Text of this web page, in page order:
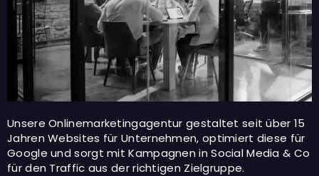
Unsere Onlinemarketingagentur gestaltet seit über 15
Jahren Websites für Unternehmen, optimiert diese für
Google und sorgt mit Kampagnen in Social Media & Co
für den Traffic aus der richtigen Zielgruppe.